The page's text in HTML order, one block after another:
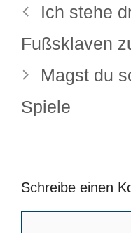
Ich stehe
Fußsklaven
Magst du
Spiele
Schreibe einen